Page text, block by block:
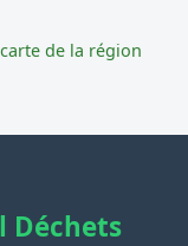
de la région
Déchets